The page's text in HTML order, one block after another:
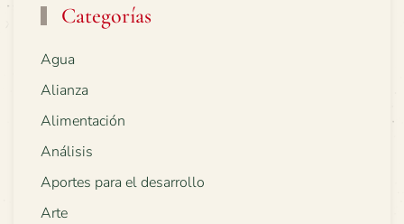
Categorías
Agua
Alianza
Alimentación
Análisis
Aportes para el desarrollo
Arte